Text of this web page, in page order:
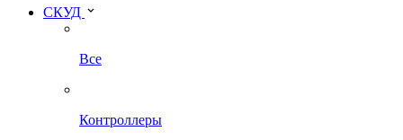
СКУД
Все
Контроллеры